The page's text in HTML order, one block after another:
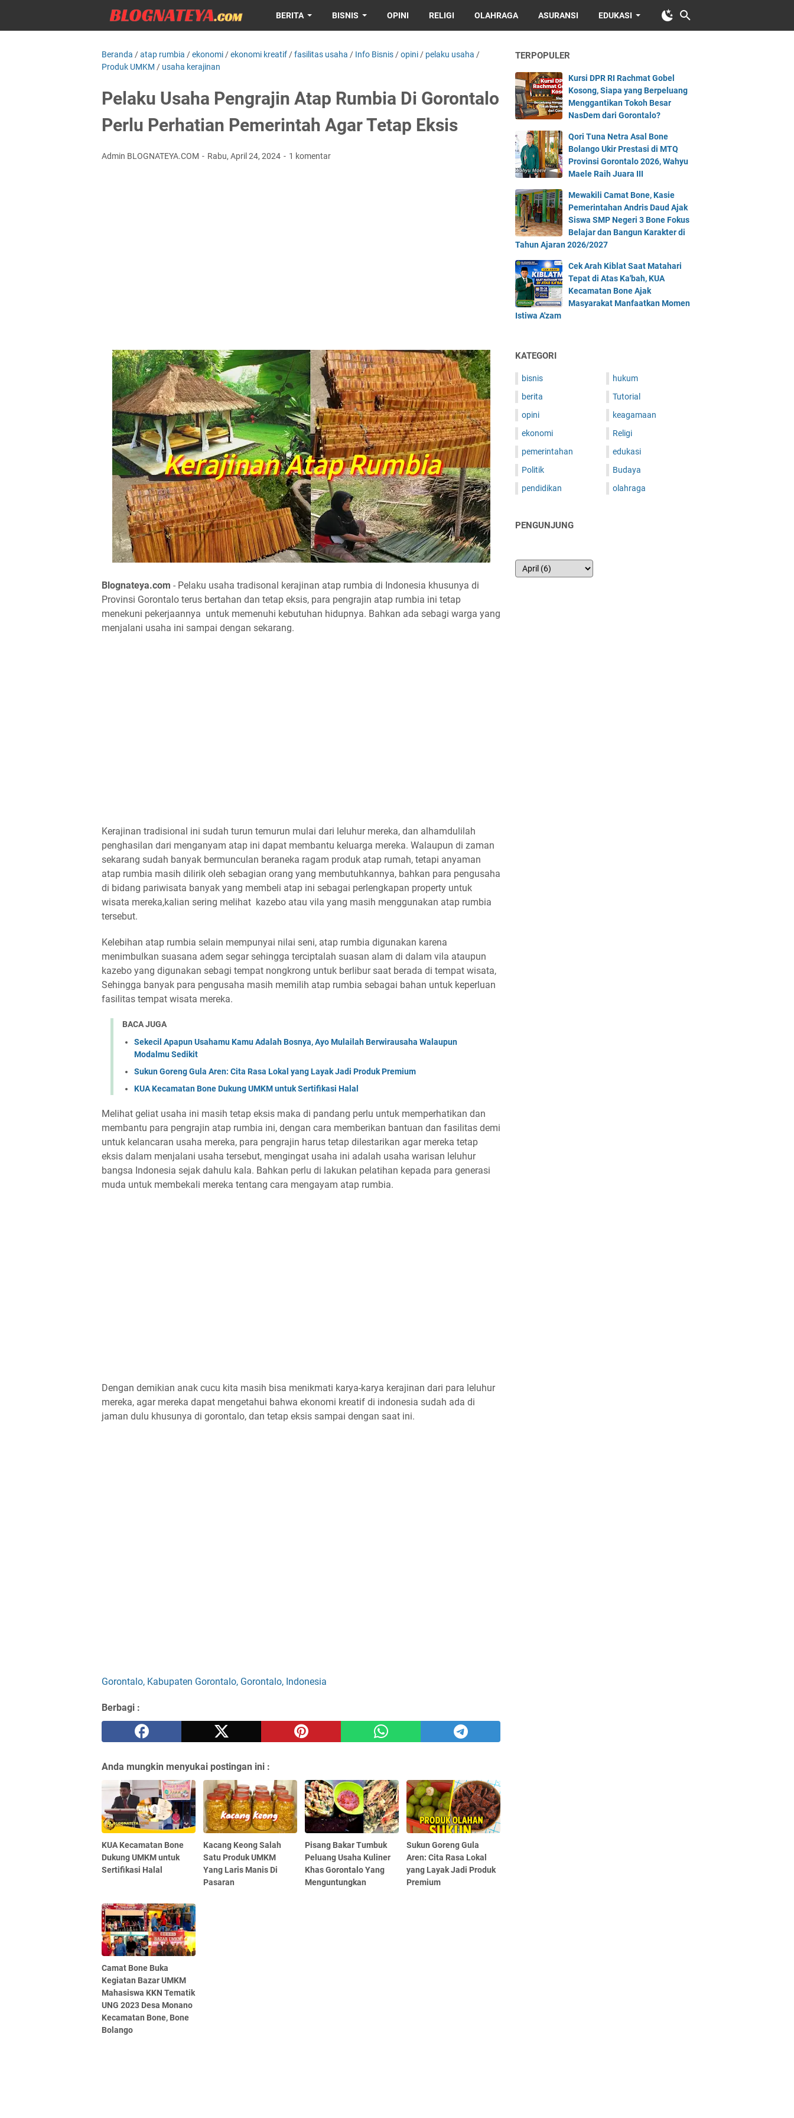
BERITA BISNIS OPINI RELIGI OLAHRAGA ASURANSI EDUKASI
Beranda /atap rumbia /ekonomi /ekonomi kreatif /fasilitas usaha / Info Bisnis /opini / pelaku usaha /
Produk UMKM / usaha kerajinan
Pelaku Usaha Pengrajin Atap Rumbia Di Gorontalo
Perlu Perhatian Pemerintah Agar Tetap Eksis
Admin BLOGNATEYA.COM Rabu, April 24, 2024 1 komentar
Blognateya.com - Pelaku usaha tradisonal kerajinan atap rumbia di Indonesia khusunya di
Provinsi Gorontalo terus bertahan dan tetap eksis, para pengrajin atap rumbia ini tetap
menekuni pekerjaannya untuk memenuhi kebutuhan hidupnya. Bahkan ada sebagi warga yang
menjalani usaha ini sampai dengan sekarang.
Kerajinan tradisional ini sudah turun temurun mulai dari leluhur mereka, dan alhamdulilah
penghasilan dari menganyam atap ini dapat membantu keluarga mereka. Walaupun di zaman
sekarang sudah banyak bermunculan beraneka ragam produk atap rumah, tetapi anyaman
atap rumbia masih dilirik oleh sebagian orang yang membutuhkannya, bahkan para pengusaha
di bidang pariwisata banyak yang membeli atap ini sebagai perlengkapan property untuk
wisata mereka,kalian sering melihat kazebo atau vila yang masih menggunakan atap rumbia
tersebut.
Kelebihan atap rumbia selain mempunyai nilai seni, atap rumbia digunakan karena
menimbulkan suasana adem segar sehingga terciptalah suasan alam di dalam vila ataupun
kazebo yang digunakan sebagi tempat nongkrong untuk berlibur saat berada di tempat wisata,
Sehingga banyak para pengusaha masih memilih atap rumbia sebagai bahan untuk keperluan
fasilitas tempat wisata mereka.
BACA JUGA
Sekecil Apapun Usahamu Kamu Adalah Bosnya, Ayo Mulailah Berwirausaha Walaupun
Modalmu Sedikit
Sukun Goreng Gula Aren: Cita Rasa Lokal yang Layak Jadi Produk Premium
KUA Kecamatan Bone Dukung UMKM untuk Sertifikasi Halal
Melihat geliat usaha ini masih tetap eksis maka di pandang perlu untuk memperhatikan dan
membantu para pengrajin atap rumbia ini, dengan cara memberikan bantuan dan fasilitas demi
untuk kelancaran usaha mereka, para pengrajin harus tetap dilestarikan agar mereka tetap
eksis dalam menjalani usaha tersebut, mengingat usaha ini adalah usaha warisan leluhur
bangsa Indonesia sejak dahulu kala. Bahkan perlu di lakukan pelatihan kepada para generasi
muda untuk membekali mereka tentang cara mengayam atap rumbia.
Dengan demikian anak cucu kita masih bisa menikmati karya-karya kerajinan dari para leluhur
mereka, agar mereka dapat mengetahui bahwa ekonomi kreatif di indonesia sudah ada di
jaman dulu khusunya di gorontalo, dan tetap eksis sampai dengan saat ini.
Gorontalo, Kabupaten Gorontalo, Gorontalo, Indonesia
Berbagi :
Anda mungkin menyukai postingan ini :
KUA Kecamatan Bone
Dukung UMKM untuk
Sertifikasi Halal
Kacang Keong Salah
Satu Produk UMKM
Yang Laris Manis Di
Pasaran
Pisang Bakar Tumbuk
Peluang Usaha Kuliner
Khas Gorontalo Yang
Menguntungkan
Sukun Goreng Gula
Aren: Cita Rasa Lokal
yang Layak Jadi Produk
Premium
Camat Bone Buka
Kegiatan Bazar UMKM
Mahasiswa KKN Tematik
UNG 2023 Desa Monano
Kecamatan Bone, Bone
Bolango
TERPOPULER
Kursi DPR RI Rachmat Gobel
Kosong, Siapa yang Berpeluang
Menggantikan Tokoh Besar
NasDem dari Gorontalo?
Qori Tuna Netra Asal Bone
Bolango Ukir Prestasi di MTQ
Provinsi Gorontalo 2026, Wahyu
Maele Raih Juara III
Mewakili Camat Bone, Kasie
Pemerintahan Andris Daud Ajak
Siswa SMP Negeri 3 Bone Fokus
Belajar dan Bangun Karakter di
Tahun Ajaran 2026/2027
Cek Arah Kiblat Saat Matahari
Tepat di Atas Ka'bah, KUA
Kecamatan Bone Ajak
Masyarakat Manfaatkan Momen
Istiwa A'zam
KATEGORI
bisnis
berita
opini
ekonomi
pemerintahan
Politik
pendidikan
hukum
Tutorial
keagamaan
Religi
edukasi
Budaya
olahraga
PENGUNJUNG